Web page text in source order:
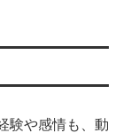
験や感情も、動